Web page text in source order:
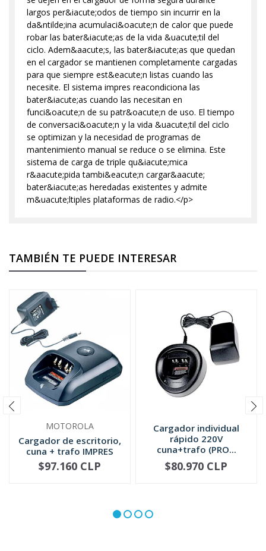
largos per&iacute;odos de tiempo sin incurrir en la
da&ntilde;ina acumulaci&oacute;n de calor que puede
robar las bater&iacute;as de la vida &uacute;til del
ciclo. Adem&aacute;s, las bater&iacute;as que quedan
en el cargador se mantienen completamente cargadas
para que siempre est&eacute;n listas cuando las
necesite. El sistema impres reacondiciona las
bater&iacute;as cuando las necesitan en
funci&oacute;n de su patr&oacute;n de uso. El tiempo
de conversaci&oacute;n y la vida &uacute;til del ciclo
se optimizan y la necesidad de programas de
mantenimiento manual se reduce o se elimina. Este
sistema de carga de triple qu&iacute;mica
r&aacute;pida tambi&eacute;n cargar&aacute;
bater&iacute;as heredadas existentes y admite
m&uacute;ltiples plataformas de radio.</p>
TAMBIÉN TE PUEDE INTERESAR
MOTOROLA
Cargador de escritorio,
cuna + trafo IMPRES
240...
+
$97.160 CLP
Cargador individual
rápido 220V
cuna+trafo (PRO...
+
$80.970 CLP